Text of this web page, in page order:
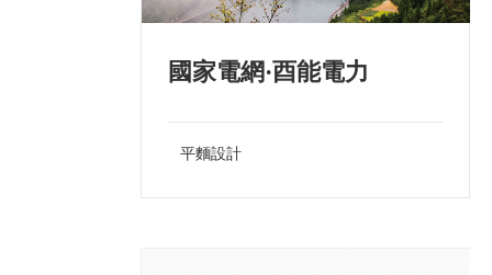
國家電網·酉能電力
平麵設計